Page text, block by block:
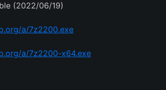
(2022/06/19)
a/7z2200.exe
a/7z2200-x64.exe